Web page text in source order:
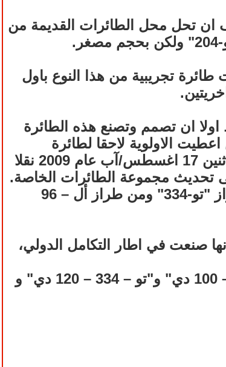
القصيرة - المتوسطة المدى الروسية " تو-334" بهدف ان تحل محل الطائرات القديمة من
تجريبية من هذا النوع باول
من المخطط اولا ان تصمم وتصنع هذه الطائرة
الاولوية لاحقا لطائرة
"سوخوي سوبر جيت -100 ". الا ان صحيفة "فيدومستي" الروسية كتبت يوم الاثنين 17 اغسطس/آب عام 2009 نقلا
تحديث مجموعة الطائرات الخاصة.
وتفيد وكالة " تتار انفورم " التتارية بانه سيتم عما قريب صنع 4 طائرات من طراز "تو-334" ومن طراز أل – 96
الاستغناء عن الطائرة "سوخوي سوبر جيت -100 "علما انها صنعت في اطار التكامل الدولي،
ثمة اكثر من نسخة مطورة لهذه الطائرة، وبينها "تو – 334 - 100" و"تو – 334 – 100 دي" و"تو – 334 – 120 دي" و